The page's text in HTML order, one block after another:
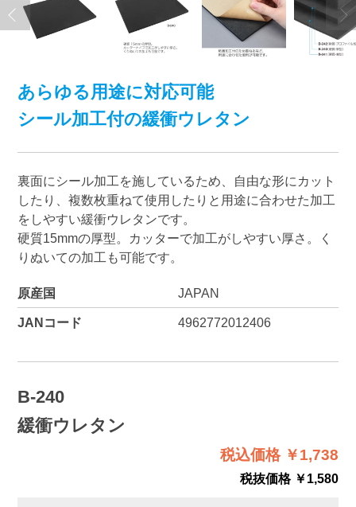
あらゆる用途に対応可能
シール加工付の緩衝ウレタン
裏面にシール加工を施しているため、自由な形にカット
したり、複数枚重ねて使用したりと用途に合わせた加工
をしやすい緩衝ウレタンです。
硬質15mmの厚型。カッターで加工がしやすい厚さ。く
りぬいての加工も可能です。
原産国 JAPAN
JANコード 4962772012406
B-240
緩衝ウレタン
税込価格 ￥1,738
税抜価格 ￥1,580